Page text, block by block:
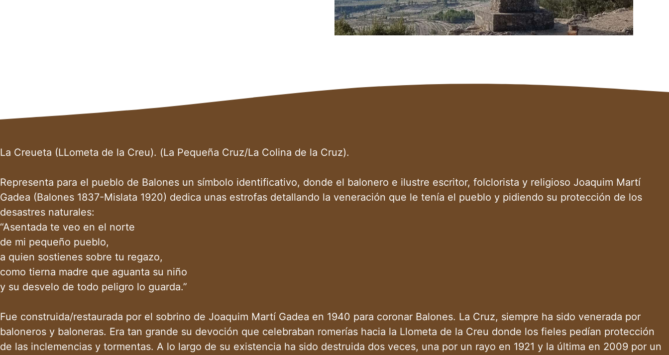
La Creueta (LLometa de la Creu). (La Pequeña Cruz/La Colina de la Cruz).
Representa para el pueblo de Balones un símbolo identificativo, donde el balonero e ilustre escritor, folclorista y religioso Joaquim Martí
Gadea (Balones 1837-Mislata 1920) dedica unas estrofas detallando la veneración que le tenía el pueblo y pidiendo su protección de los
desastres naturales:
“Asentada te veo en el norte
de mi pequeño pueblo,
a quien sostienes sobre tu regazo,
como tierna madre que aguanta su niño
y su desvelo de todo peligro lo guarda.”
Fue construida/restaurada por el sobrino de Joaquim Martí Gadea en 1940 para coronar Balones. La Cruz, siempre ha sido venerada por
baloneros y baloneras. Era tan grande su devoción que celebraban romerías hacia la Llometa de la Creu donde los fieles pedían protección
de las inclemencias y tormentas. A lo largo de su existencia ha sido destruida dos veces, una por un rayo en 1921 y la última en 2009 por un